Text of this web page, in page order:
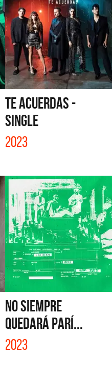
TE ACUERDAS -
SINGLE
2023
NO SIEMPRE
QUEDARÁ PARÍ...
2023